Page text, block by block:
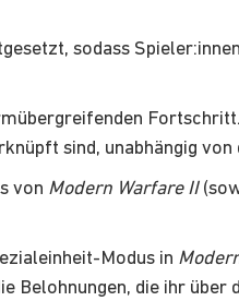
sodass
sind, unabhängig von
von Modern Warfare II
Modus in
die ihr